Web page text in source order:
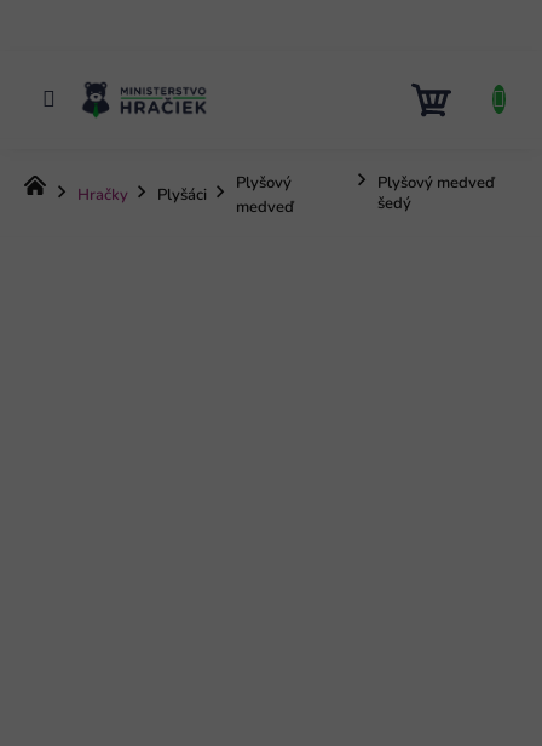
KOŠÍK
DomovHračky Plyšáci
Plyšový
medveď
Plyšový medveď
šedý